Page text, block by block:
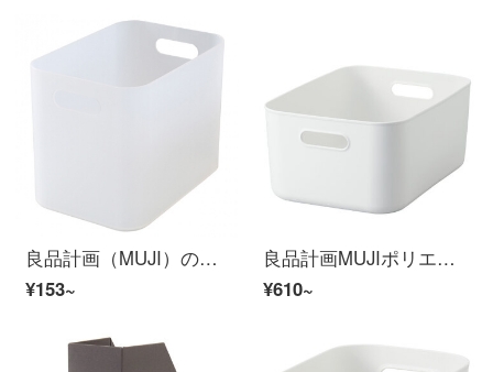
良品計画（MUJI）のポリプロピレン化粧箱は半透明で約150 x 220 x 169 mmです。
¥153~
良品計画MUJIポリエチレンソフトケース/中長26 x幅36 x高さ16 cm
¥610~